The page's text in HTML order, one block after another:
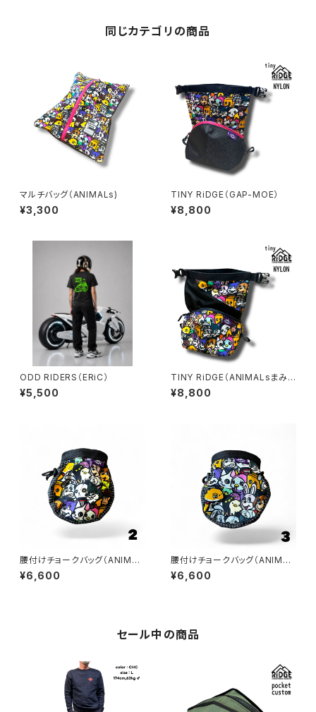
同じカテゴリの商品
マルチバッグ（ANIMALs)
¥3,300
TINY RiDGE（GAP-MOE）
¥8,800
ODD RIDERS（ERiC）
¥5,500
TINY RiDGE（ANIMALsまみ
れ）
¥8,800
腰付けチョークバッグ（ANIMAL
s ２）
¥6,600
腰付けチョークバッグ（ANIMAL
s ３）
¥6,600
セール中の商品